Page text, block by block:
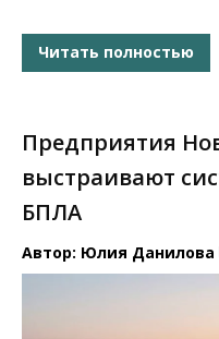
Читать полностью
Предприятия
выстраивают
БПЛА
Автор: Юлия Данилова